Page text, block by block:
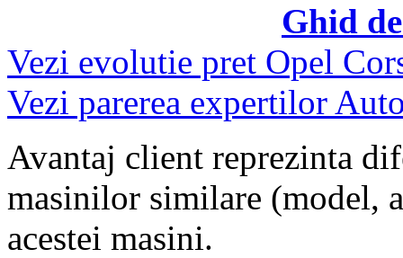
Ghid
Vezi evolutie pret Opel
Vezi parerea expertilor
Avantaj client reprezinta
masinilor similare (model,
acestei masini.